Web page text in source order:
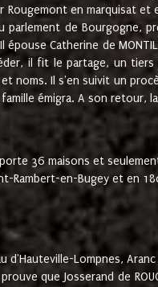
Rougemont en marquisat
parlement de Bourgogne,
Il épouse Catherine de
il fit le partage, un
noms. Il s'en suivit un
émigra. A son retour,
36 maisons et
Rambert-en-Bugey et en
d'Hauteville-Lompnes,
que Josserand de